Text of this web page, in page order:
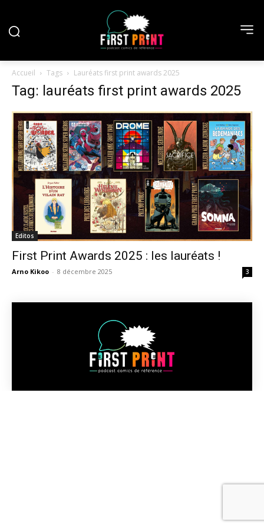
Accueil Tags Lauréats first print awards 2025
Tag: lauréats first print awards 2025
Editos
First Print Awards 2025 : les lauréats !
Arno Kikoo - 8 décembre 2025 3